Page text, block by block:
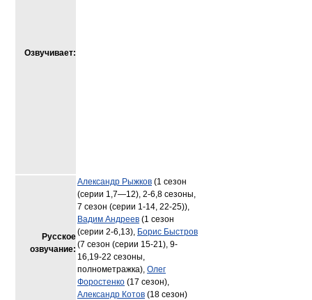
Озвучивает:
Русское
озвучание:
Александр Рыжков (1 сезон
(серии 1,7—12), 2-6,8 сезоны,
7 сезон (серии 1-14, 22-25)),
Вадим Андреев (1 сезон
(серии 2-6,13), Борис Быстров
(7 сезон (серии 15-21), 9-
16,19-22 сезоны,
полнометражка), Олег
Форостенко (17 сезон),
Александр Котов (18 сезон)